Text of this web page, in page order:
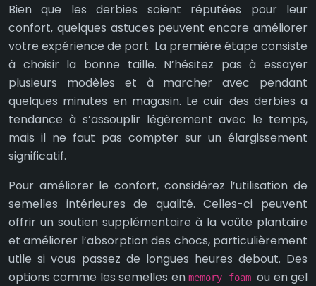
Bien que les derbies soient réputées pour leur
confort, quelques astuces peuvent encore améliorer
votre expérience de port. La première étape consiste
à choisir la bonne taille. N’hésitez pas à essayer
plusieurs modèles et à marcher avec pendant
quelques minutes en magasin. Le cuir des derbies a
tendance à s’assouplir légèrement avec le temps,
mais il ne faut pas compter sur un élargissement
significatif.
Pour améliorer le confort, considérez l’utilisation de
semelles intérieures de qualité. Celles-ci peuvent
offrir un soutien supplémentaire à la voûte plantaire
et améliorer l’absorption des chocs, particulièrement
utile si vous passez de longues heures debout. Des
options comme les semelles enmemory foamou en gel